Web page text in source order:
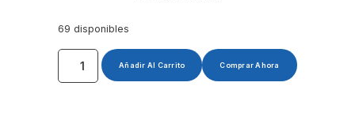
69 disponibles
Añadir Al Carrito Comprar Ahora